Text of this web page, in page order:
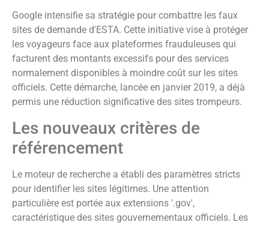
Google intensifie sa stratégie pour combattre les faux
sites de demande d'ESTA. Cette initiative vise à protéger
les voyageurs face aux plateformes frauduleuses qui
facturent des montants excessifs pour des services
normalement disponibles à moindre coût sur les sites
officiels. Cette démarche, lancée en janvier 2019, a déjà
permis une réduction significative des sites trompeurs.
Les nouveaux critères de
référencement
Le moteur de recherche a établi des paramètres stricts
pour identifier les sites légitimes. Une attention
particulière est portée aux extensions '.gov',
caractéristique des sites gouvernementaux officiels. Les